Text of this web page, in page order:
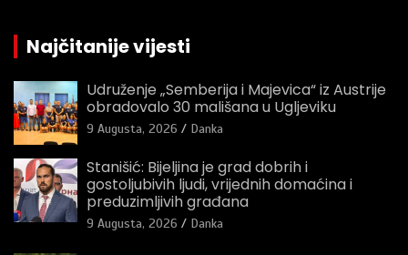
Najčitanije vijesti
Udruženje „Semberija i Majevica“ iz Austrije
obradovalo 30 mališana u Ugljeviku
9 Augusta, 2026 Danka
Stanišić: Bijeljina je grad dobrih i
gostoljubivih ljudi, vrijednih domaćina i
preduzimljivih građana
9 Augusta, 2026 Danka